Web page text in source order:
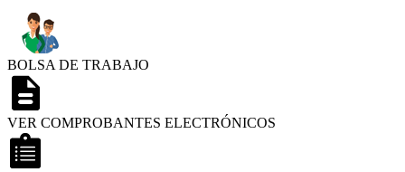
BOLSA DE TRABAJO
VER COMPROBANTES ELECTRÓNICOS